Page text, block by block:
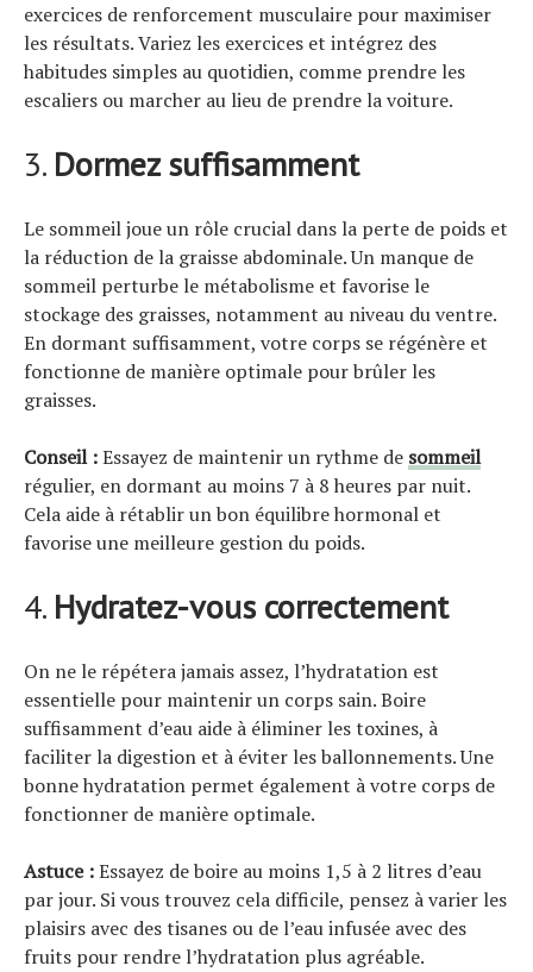
exercices de renforcement musculaire pour maximiser
les résultats. Variez les exercices et intégrez des
habitudes simples au quotidien, comme prendre les
escaliers ou marcher au lieu de prendre la voiture.
3. Dormez suffisamment
Le sommeil joue un rôle crucial dans la perte de poids et
la réduction de la graisse abdominale. Un manque de
sommeil perturbe le métabolisme et favorise le
stockage des graisses, notamment au niveau du ventre.
En dormant suffisamment, votre corps se régénère et
fonctionne de manière optimale pour brûler les
graisses.
Conseil :Essayez de maintenir un rythme de sommeil
régulier, en dormant au moins 7 à 8 heures par nuit.
Cela aide à rétablir un bon équilibre hormonal et
favorise une meilleure gestion du poids.
4. Hydratez-vous correctement
On ne le répétera jamais assez, l’hydratation est
essentielle pour maintenir un corps sain. Boire
suffisamment d’eau aide à éliminer les toxines, à
faciliter la digestion et à éviter les ballonnements. Une
bonne hydratation permet également à votre corps de
fonctionner de manière optimale.
Astuce :Essayez de boire au moins 1,5 à 2 litres d’eau
par jour. Si vous trouvez cela difficile, pensez à varier les
plaisirs avec des tisanes ou de l’eau infusée avec des
fruits pour rendre l’hydratation plus agréable.